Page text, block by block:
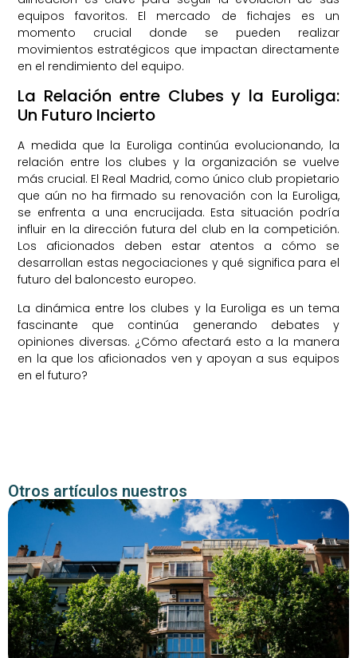
equipos favoritos. El mercado de fichajes es un
momento crucial donde se pueden realizar
movimientos estratégicos que impactan directamente
en el rendimiento del equipo.
La Relación entre Clubes y la Euroliga:
Un Futuro Incierto
A medida que la Euroliga continúa evolucionando, la
relación entre los clubes y la organización se vuelve
más crucial. El Real Madrid, como único club propietario
que aún no ha firmado su renovación con la Euroliga,
se enfrenta a una encrucijada. Esta situación podría
influir en la dirección futura del club en la competición.
Los aficionados deben estar atentos a cómo se
desarrollan estas negociaciones y qué significa para el
futuro del baloncesto europeo.
La dinámica entre los clubes y la Euroliga es un tema
fascinante que continúa generando debates y
opiniones diversas. ¿Cómo afectará esto a la manera
en la que los aficionados ven y apoyan a sus equipos
en el futuro?
Otros artículos nuestros